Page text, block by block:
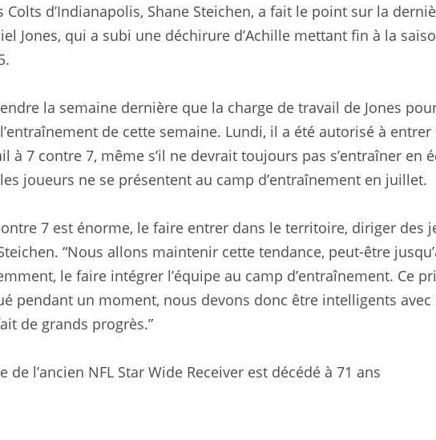
Colts d’Indianapolis, Shane Steichen, a fait le point sur la
Jones, qui a subi une déchirure d’Achille mettant fin à la
la semaine dernière que la charge de travail de Jones
de cette semaine. Lundi, il a été autorisé à entrer
à 7 contre 7, même s’il ne devrait toujours pas s’entraîner en
joueurs ne se présentent au camp d’entraînement en juillet.
7 est énorme, le faire entrer dans le territoire, diriger des
“Nous allons maintenir cette tendance, peut-être
le faire intégrer l’équipe au camp d’entraînement. Ce
pendant un moment, nous devons donc être intelligents avec
de grands progrès.”
de l’ancien NFL Star Wide Receiver est décédé à 71 ans